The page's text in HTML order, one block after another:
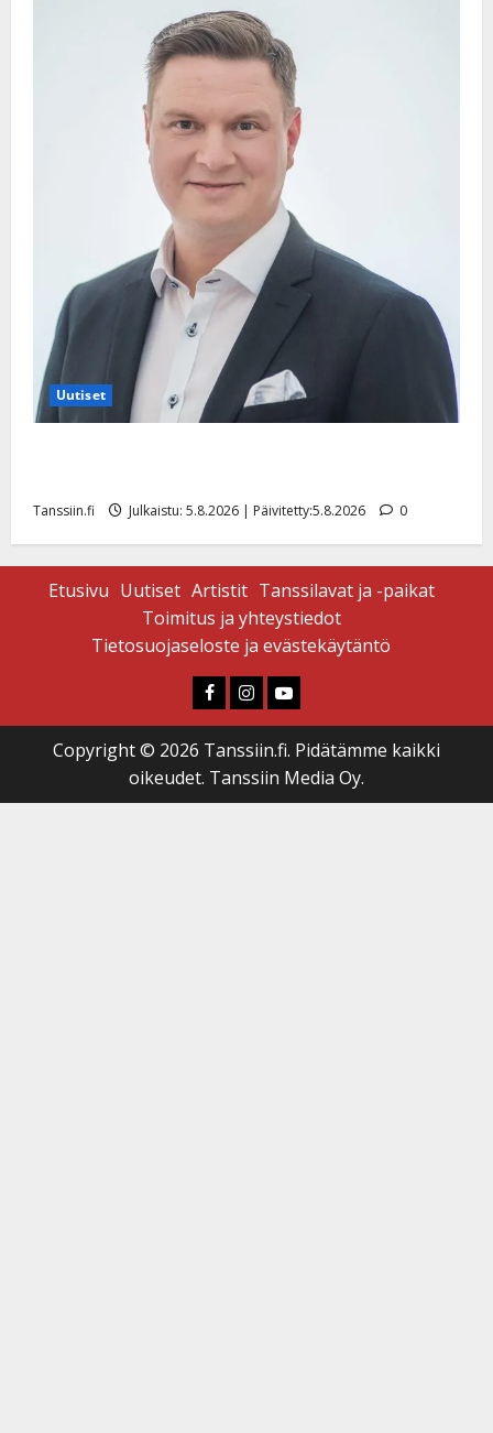
Uutiset
Tanssiin.fi Julkaistu: 5.8.2026 | Päivitetty:5.8.2026 0
Etusivu Uutiset Artistit Tanssilavat ja -paikat
Toimitus ja yhteystiedot
Tietosuojaseloste ja evästekäytäntö
Faceboook
Instagram
Youtube
Copyright © 2026 Tanssiin.fi. Pidätämme kaikki
oikeudet. Tanssiin Media Oy.